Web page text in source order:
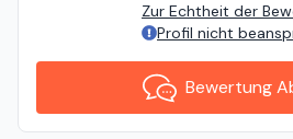
Zur Echtheit der
Profil nicht
Bewertung